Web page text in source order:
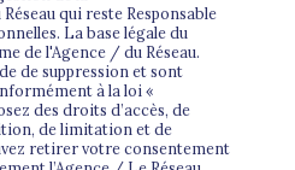
qui reste Responsable
La base légale du
de l'Agence / du Réseau.
de suppression et sont
à la loi «
des droits d’accès, de
de limitation et de
retirer votre consentement